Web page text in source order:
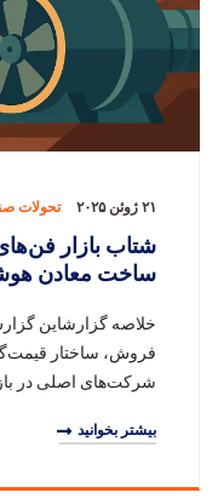
۲۱ ژوئن ۲۰۲۵ تحولات
ساخت معادن
خلاصه گزارشاین
فروش، ساختار
شرکت‌های اصلی در
بیشتر بخوانید